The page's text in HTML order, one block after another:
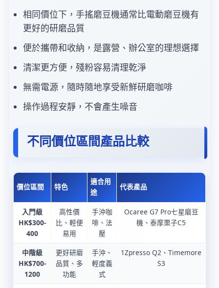
相同價位下，手搖磨豆機通常比電動磨豆機有
更好的研磨品質
便於攜帶和收納，是露營、辦公室的理想選擇
清潔更方便，殘粉容易清理乾淨
無需電源，隨時隨地享受新鮮研磨咖啡
操作過程安靜，不會產生噪音
不同價位區間產品比較
價位區間 特色
適合用
途
代表產品
入門級
HK$300-
400
高性價
比、輕便
易用
手沖咖
啡、法
壓
Ocaree G7 Pro七星磨豆
機、泰摩栗子C5
中階級
HK$700-
1200
更好研磨
品質、多
功能
手沖、
輕度義
式
1Zpresso Q2、Timemore
S3